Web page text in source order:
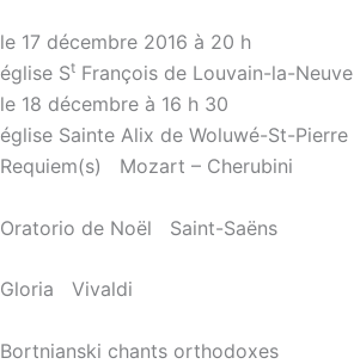
le 17 décembre 2016 à 20 h
église St François de Louvain-la-Neuve
le 18 décembre à 16 h 30
église Sainte Alix de Woluwé-St-Pierre
Requiem(s) Mozart – Cherubini
Oratorio de Noël Saint-Saëns
Gloria Vivaldi
Bortnianski chants orthodoxes